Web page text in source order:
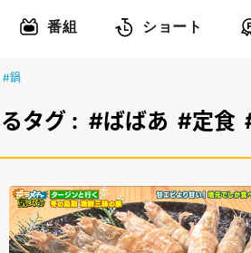
番組 ショート
#鍋
タグ : #ばばあ #定食